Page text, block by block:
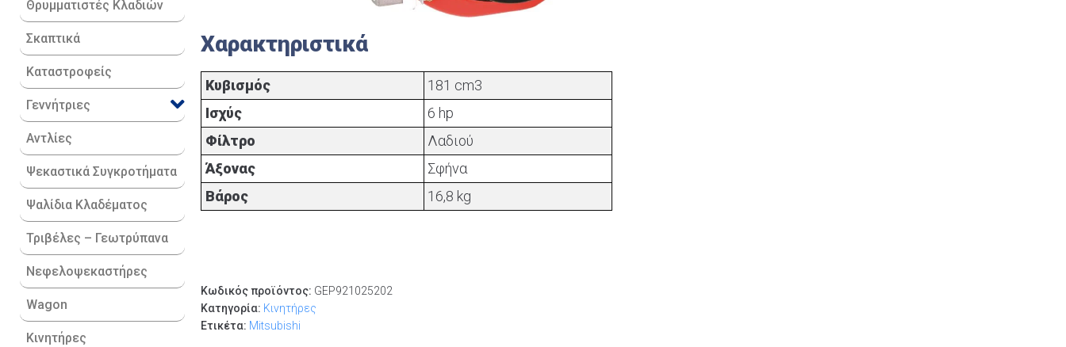
Θρυμματιστές Κλαδιών
Σκαπτικά
Καταστροφείς
Γεννήτριες
Αντλίες
Ψεκαστικά Συγκροτήματα
Ψαλίδια Κλαδέματος
Τριβέλες – Γεωτρύπανα
Νεφελοψεκαστήρες
Wagon
Κινητήρες
Χαρακτηριστικά
Κυβισμός
181 cm3
Ισχύς
6 hp
Φίλτρο
Λαδιού
Άξονας
Σφήνα
Βάρος
16,8 kg
Κωδικός προϊόντος: GEP921025202
Κατηγορία: Κινητήρες
Ετικέτα: Mitsubishi